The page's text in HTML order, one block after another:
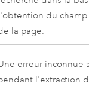
du
la page.
erreur inconnue
l'extraction